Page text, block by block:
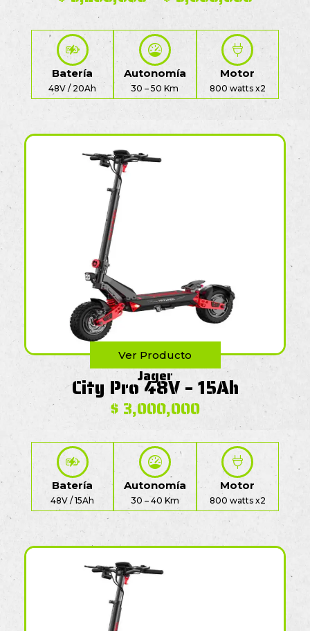
Batería
48V / 20Ah
Autonomía
30 – 50 Km
Motor
800 watts x2
Ver Producto
Jager
City Pro 48V – 15Ah
$ 3,000,000
Batería
48V / 15Ah
Autonomía
30 – 40 Km
Motor
800 watts x2